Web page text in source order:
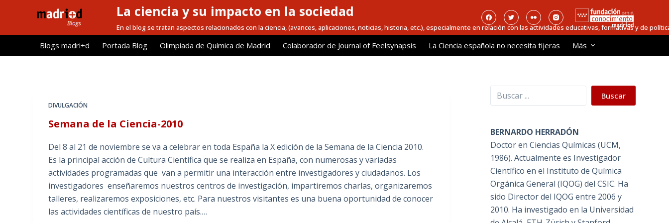
l
La ciencia y su impacto en la sociedad
En el blog se tratan aspectos relacionados con la ciencia, (avances, aplicaciones, noticias, historia, etc.), especialmente en relación con las actividades educativas, formativas y de
Blogs madri+d Portada Blog Olimpiada de Química de Madrid Colaborador de Journal of Feelsynapsis La Ciencia española no necesita tijeras Más
DIVULGACIÓN
Semana de la Ciencia-2010
Del 8 al 21 de noviembre se va a celebrar en toda España la X edición de la Semana de la Ciencia 2010.
Es la principal acción de Cultura Científica que se realiza en España, con numerosas y variadas
actividades programadas que van a permitir una interacción entre investigadores y ciudadanos. Los
investigadores enseñaremos nuestros centros de investigación, impartiremos charlas, organizaremos
talleres, realizaremos exposiciones, etc. Para nuestros visitantes es una buena oportunidad de conocer
las actividades científicas de nuestro país.…
Buscar Buscar
BERNARDO HERRADÓN
Doctor en Ciencias Químicas (UCM,
1986). Actualmente es Investigador
Científico en el Instituto de Química
Orgánica General (IQOG) del CSIC. Ha
sido Director del IQOG entre 2006 y
2010. Ha investigado en la Universidad